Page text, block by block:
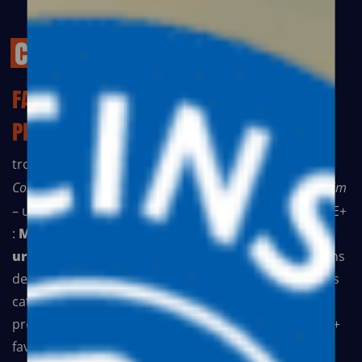
CONSORTIUM MIRE+
FACE AUX CRISES HUMANITAIRES
PERSISTANTES EN COLOMBIE,
trois ONG internationales –Médecins du Monde, le
Conseil Norvégien pour les Réfugiés et Action contre la Faim
– unissent leurs forces pour créer le consortium MIRE+
: Mécanisme intersectoriel de réponse aux
urgences.
Ce partenariat vise à répondre aux besoins
des populations affectées par les conflits armés et les
catastrophes naturelles. En intégrant santé,
protection, mise à l’abri et sécurité alimentaire, MIRE+
favorise une prise en charge rapide et